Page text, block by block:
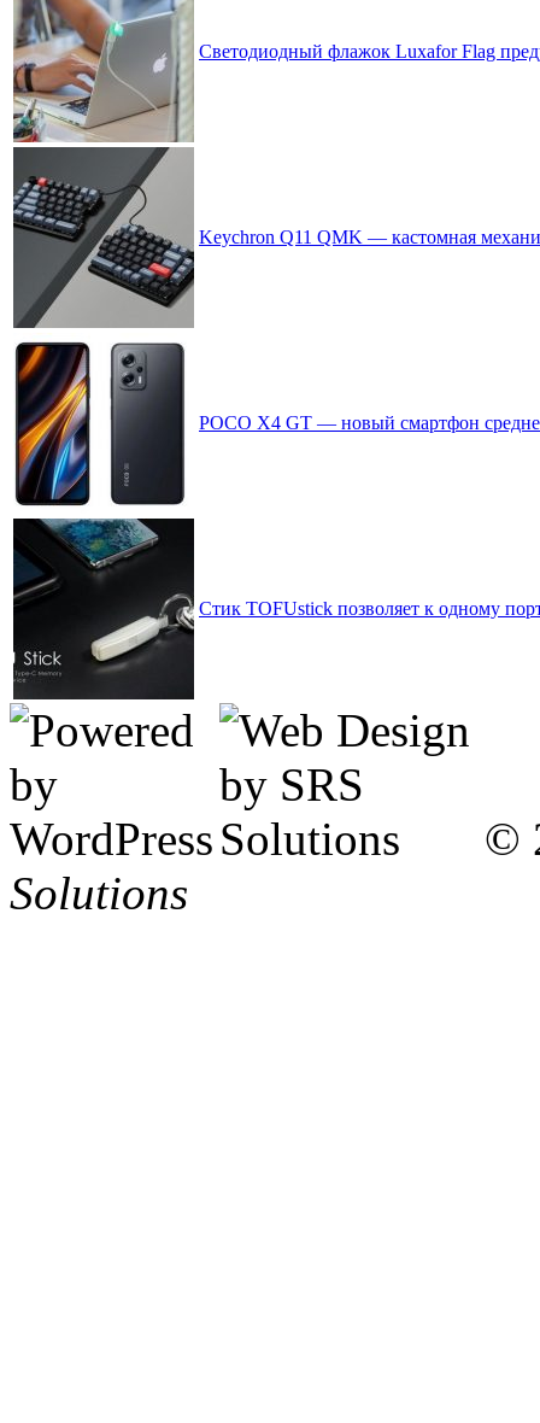
Светодиодный флажок Luxafor Flag
Keychron Q11 QMK — кастомная
POCO X4 GT — новый смартфон
Стик TOFUstick позволяет к одному
©
Solutions